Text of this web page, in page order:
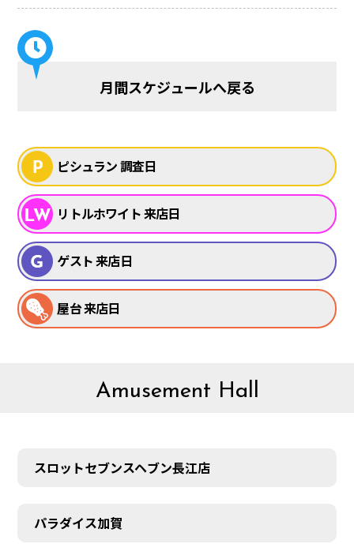
月間スケジュールへ戻る
ピシュラン 調査日
リトルホワイト 来店日
ゲスト 来店日
屋台 来店日
Amusement Hall
スロットセブンスヘブン長江店
パラダイス加賀